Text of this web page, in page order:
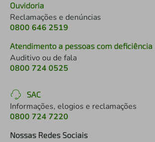
Ouvidoria
Reclamações e denúncias
0800 646 2519
Atendimento a pessoas com deficiência
Auditivo ou de fala
0800 724 0525
SAC
Informações, elogios e reclamações
0800 724 7220
Nossas Redes Sociais